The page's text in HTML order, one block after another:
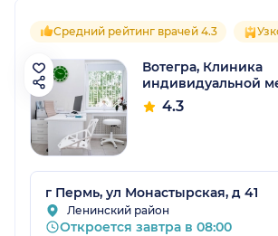
Средний рейтинг врачей 4.3
Вотегра, Клиника
индивидуальной
4.3
г Пермь, ул Монастырская, д 41
Ленинский район
Откроется завтра в 08:00